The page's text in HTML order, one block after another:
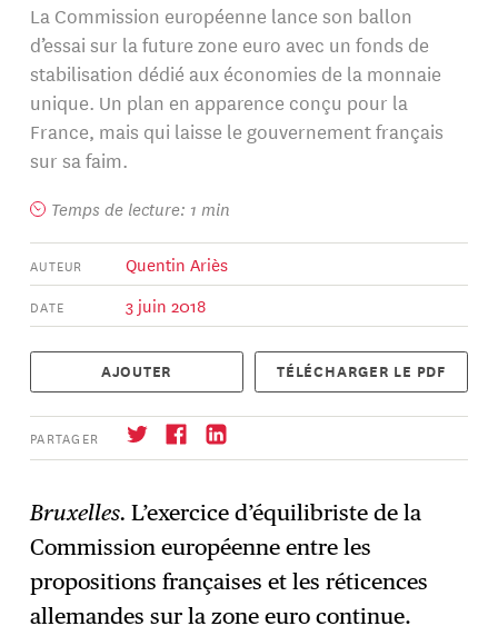
La Commission européenne lance son ballon
d’essai sur la future zone euro avec un fonds de
stabilisation dédié aux économies de la monnaie
unique. Un plan en apparence conçu pour la
France, mais qui laisse le gouvernement français
sur sa faim.
Temps de lecture: 1 min
AUTEUR Quentin Ariès
DATE 3 juin 2018
AJOUTER TÉLÉCHARGER LE PDF
PARTAGER
→ S'abonner
Bruxelles.L’exercice d’équilibriste de la
Commission européenne entre les
propositions françaises et les réticences
allemandes sur la zone euro continue.